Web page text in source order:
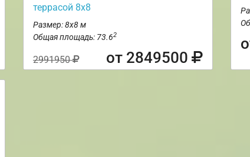
террасой 8х8
Размер: 8х8 м
Общая площадь: 73.62
2991950 от 2849500